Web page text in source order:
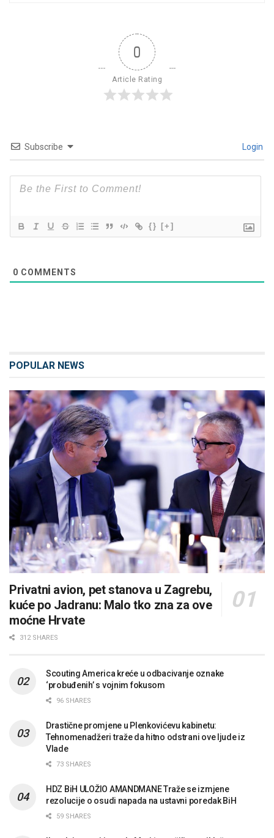
0
Article Rating
Subscribe Login
{} [+]
0 COMMENTS
POPULAR NEWS
Privatni avion, pet stanova u Zagrebu,
kuće po Jadranu: Malo tko zna za ove
moćne Hrvate
312 SHARES
Scouting America kreće u odbacivanje oznake
‘probuđenih’ s vojnim fokusom
96 SHARES
Drastične promjene u Plenkovićevu kabinetu:
Tehnomenadžeri traže da hitno odstrani ove ljude iz
Vlade
73 SHARES
HDZ BiH ULOŽIO AMANDMANE Traže se izmjene
rezolucije o osudi napada na ustavni poredak BiH
59 SHARES